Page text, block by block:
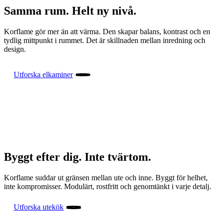
Samma rum. Helt ny nivå.
Korflame gör mer än att värma. Den skapar balans, kontrast och en
tydlig mittpunkt i rummet. Det är skillnaden mellan inredning och
design.
Utforska elkaminer
Byggt efter dig. Inte tvärtom.
Korflame suddar ut gränsen mellan ute och inne. Byggt för helhet,
inte kompromisser. Modulärt, rostfritt och genomtänkt i varje detalj.
Utforska utekök